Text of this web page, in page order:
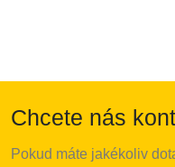
Chcete nás
Pokud máte jakékoliv